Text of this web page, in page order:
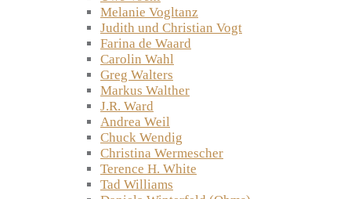
Melanie Vogltanz
Judith und Christian Vogt
Farina de Waard
Carolin Wahl
Greg Walters
Markus Walther
J.R. Ward
Andrea Weil
Chuck Wendig
Christina Wermescher
Terence H. White
Tad Williams